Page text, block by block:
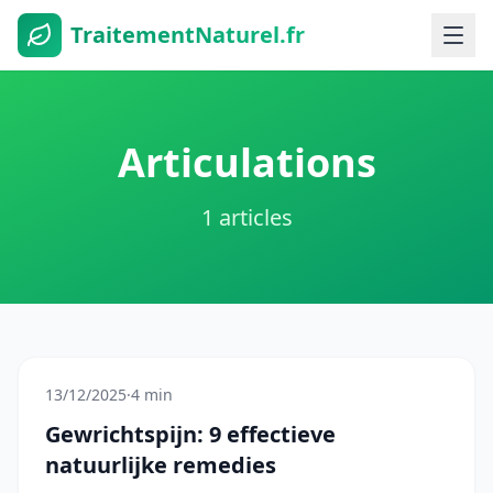
TraitementNaturel.fr
Articulations
1 articles
13/12/2025·4 min
Gewrichtspijn: 9 effectieve
natuurlijke remedies